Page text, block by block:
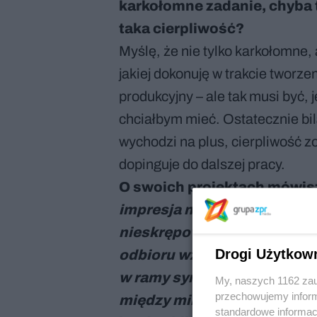
karkołomne zadanie,
taka cierpliwość?
Myślę, że nie tylko
jakiej dokonuję w trakcie
produkcyjny – ale tak musi
chciałbym mieć. Ostatecznie
wychodzi na plus, cierpliwość
dopinguje do dalszej pracy.
O swoich projektach
impresja na temat
nieskrępowana zabawa
odbioru wzrokowego
w ramy symetrii i porządku
między minimalizmem a
Drogi
My, naszych 1162
przechowujemy
standardowe